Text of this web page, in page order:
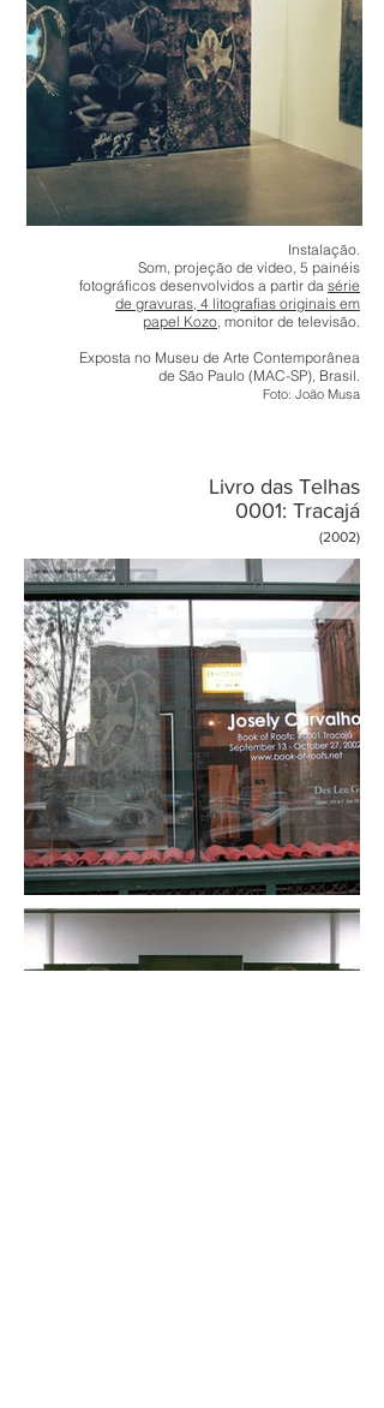
Instalação.
Som, projeção de vídeo, 5 painéis
fotográficos desenvolvidos a partir da série
de gravuras, 4 litografias originais em
papel Kozo, monitor de televisão.
Exposta no Museu de Arte Contemporânea
de São Paulo (MAC-SP), Brasil.
Foto: João Musa
Livro das Telhas
0001: Tracajá
(2002)